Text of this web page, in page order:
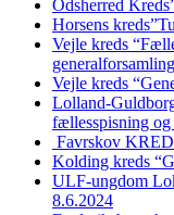
Odsherred
Horsens
Vejle kreds
Vejle kreds
Lolland-
fællesspisning
Favrskov
Kolding kreds
ULF-ungdom
8.6.2024